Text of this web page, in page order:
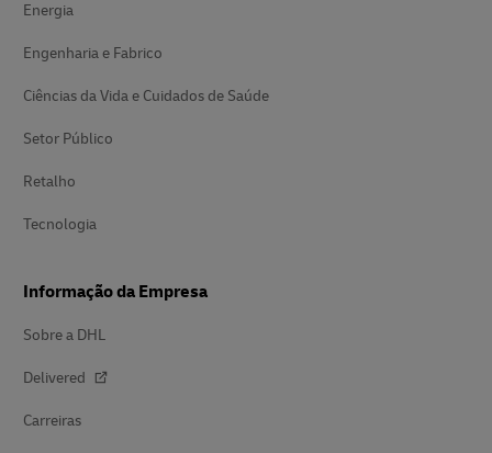
Energia
Engenharia e Fabrico
Ciências da Vida e Cuidados de Saúde
Setor Público
Retalho
Tecnologia
Informação da Empresa
Sobre a DHL
Delivered
Carreiras